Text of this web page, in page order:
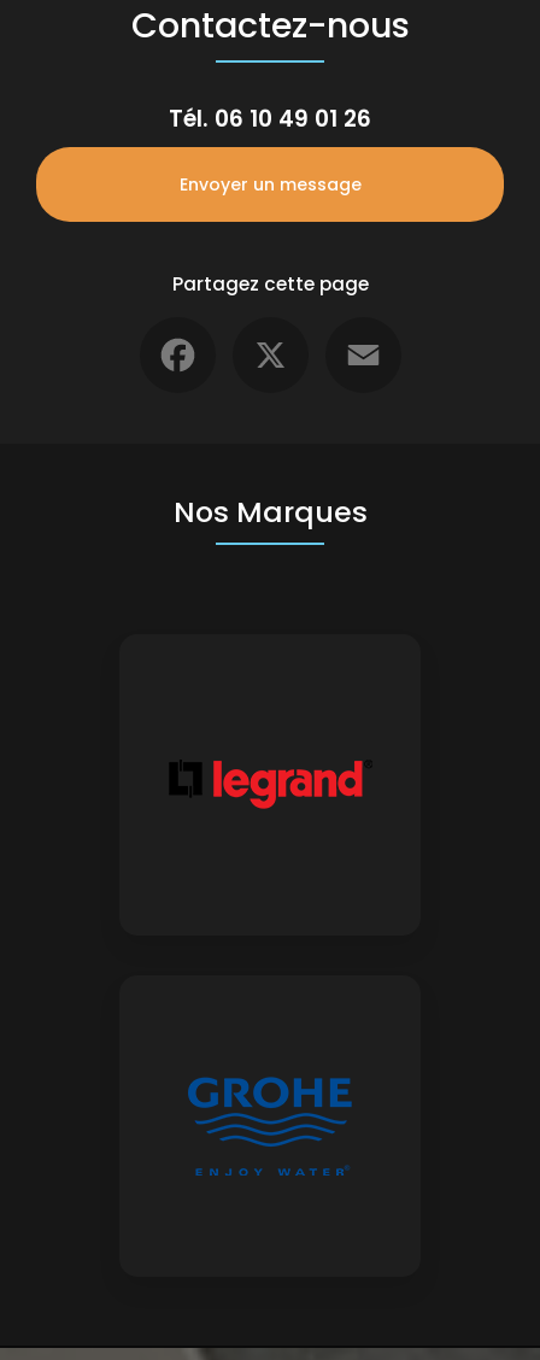
Contactez-nous
Tél. 06 10 49 01 26
Envoyer un message
Partagez cette page
Nos Marques